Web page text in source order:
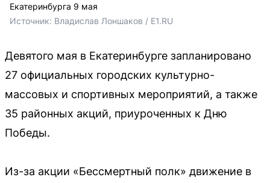
Екатеринбурга 9 мая
Источник: Владислав Лоншаков / E1.RU
Девятого мая в Екатеринбурге запланировано
27 официальных городских культурно-
массовых и спортивных мероприятий, а также
35 районных акций, приуроченных к Дню
Победы.
Из-за акции «Бессмертный полк» движение в